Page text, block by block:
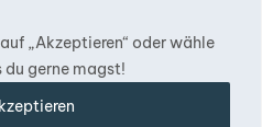
„Akzeptieren“ oder wähle
gerne magst!